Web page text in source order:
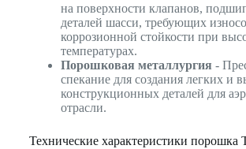
на поверхности клапанов,
деталей шасси, требующих
коррозионной стойкости при
температурах.
Порошковая металлургия -
спекание для создания легких и
конструкционных деталей для
отрасли.
Технические характеристики порошка